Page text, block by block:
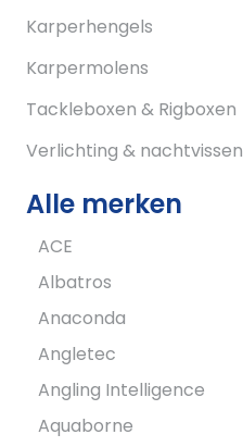
Karperhengels
Karpermolens
Tackleboxen & Rigboxen
Verlichting & nachtvissen
Alle merken
ACE
Albatros
Anaconda
Angletec
Angling Intelligence
Aquaborne